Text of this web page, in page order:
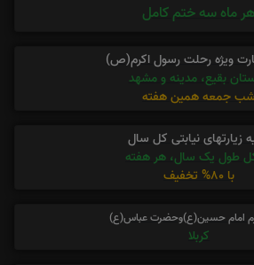
هر ماه سه ختم کامل
ویژه رحلت رسول اکرم(ص)
بقیع، مدینه و مشهد
شب جمعه همین هفته
زیارتهای نیابتی کل سال
طول یک سال، هر هفته
با 80% تخفیف
امام حسین(ع)وحضرت عباس(ع)
کربلا